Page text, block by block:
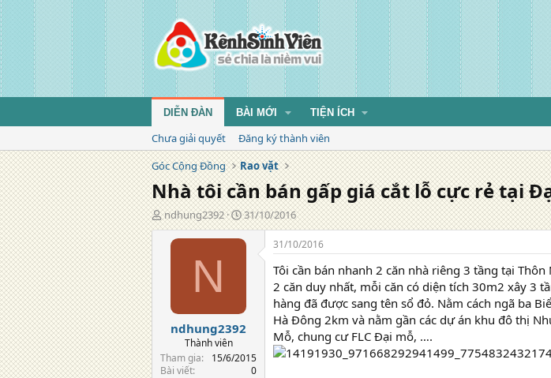
DIỄN ĐÀN BÀI MỚI TIỆN ÍCH
Chưa giải quyết
Đăng ký thành viên
Góc Cộng Đồng
Rao vặt
Nhà tôi cần bán gấp giá cắt lỗ cực rẻ tại
T
á
ndhung2392
N
g
à
g
31/10/2016
N
ndhung2392
Thành viên
Tham gia
15/6/2015
Bài viết
0
31/10/2016
Tôi cần bán nhanh 2 căn nhà riêng 3 tầng tại
2 căn duy nhất, mỗi căn có diện tích 30m2 xây 3
hàng đã được sang tên sổ đỏ. Nằm cách ngã ba
Hà Đông 2km và nằm gần các dự án khu đô thị
Mỗ, chung cư FLC Đại mỗ, ….